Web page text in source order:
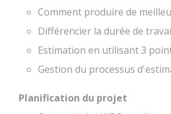
Comment produire de
Différencier la durée de
Estimation en utilisant 3
Gestion du processus
Planification du projet